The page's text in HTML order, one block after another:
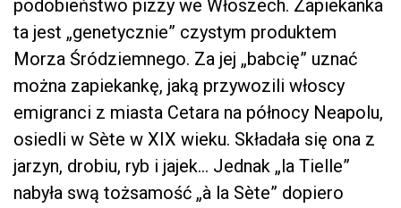
podobieństwo pizzy we Włoszech. Zapiekanka
ta jest „genetycznie” czystym produktem
Morza Śródziemnego. Za jej „babcię” uznać
można zapiekankę, jaką przywozili włoscy
emigranci z miasta Cetara na północy Neapolu,
osiedli w Sète w XIX wieku. Składała się ona z
jarzyn, drobiu, ryb i jajek… Jednak „la Tielle”
nabyła swą tożsamość „à la Sète” dopiero